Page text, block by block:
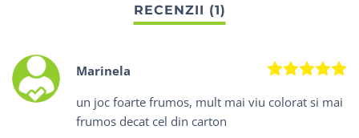
Marinela
un joc foarte frumos, mult mai viu colorat si mai
frumos decat cel din carton